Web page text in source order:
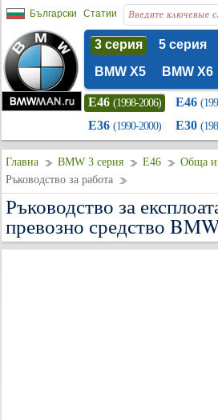
Български Статии
3 серия 5 серия
BMW X5
BMW X6
E46 (1998-2006) E46
E36 (1990-2000) E30
Главна BMW 3 серия E46
Обща
Ръководство за работа
Ръководство за
превозно средство